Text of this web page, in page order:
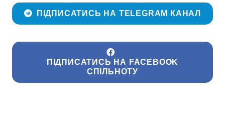
ПІДПИСАТИСЬ НА TELEGRAM КАНАЛ
ПІДПИСАТИСЬ НА FACEBOOK
СПІЛЬНОТУ